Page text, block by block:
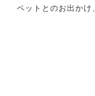
ペットとのお出か